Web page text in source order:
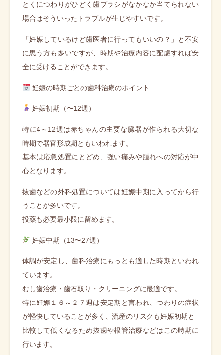
とくにつわりがひどく歯ブラシがなかなか当てられない
場合はそういったトラブルが生じやすいです。
「妊娠しているけど歯医者に行ってもいいの？」と不安
に思う方も多いですが、時期や治療内容に配慮すれば安
全に受けることができます。
妊娠の時期ごとの歯科治療のポイント
妊娠初期（〜12週）
特に4～12週は赤ちゃんの主要な臓器が作られる大切な
時期で器官形成期ともいわれます。
基本は応急処置にとどめ、強い痛みや腫れへの対応が中
心となります。
抜歯などの外科処置については妊娠中期に入ってから行
うことが多いです。
投薬も必要最小限に留めます。
妊娠中期（13〜27週）
体調が安定し、歯科治療にもっとも適した時期といわれ
ています。
むし歯治療・歯石取り・クリーニングに最適です。
特に妊娠１６～２７週は安定期と言われ、つわりの症状
が軽快していることが多く、流産のリスクも妊娠初期と
比較して低くなるため抜歯や根管治療などはこの時期に
行います。